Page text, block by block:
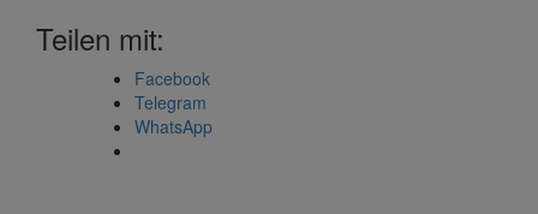
Teilen mit:
Facebook
Telegram
WhatsApp